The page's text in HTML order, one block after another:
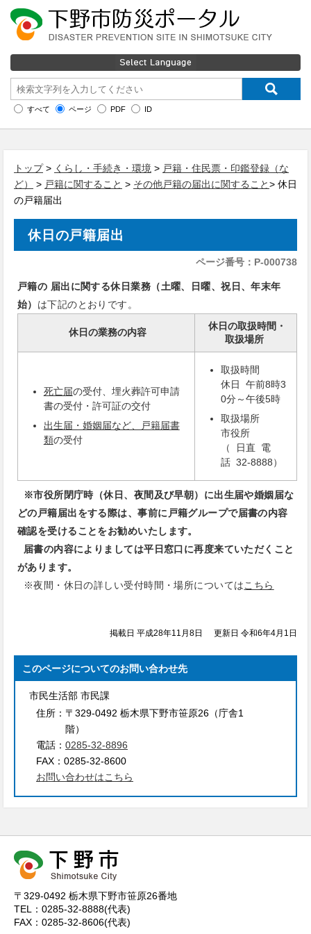
すべて ページ PDF ID
トップ> くらし・手続き・環境 > 戸籍・住民票・印鑑登録（な
ど）
> 戸籍に関すること > その他戸籍の届出に関すること> 休日
の戸籍届出
休日の戸籍届出
ページ番号：P-000738
戸籍の 届出に関する休日業務（土曜、日曜、祝日、年末年
始） は下記のとおりです。
休日の業務の内容
休日の取扱時間・
取扱場所
死亡届の受付、埋火葬許可申請
書の受付・許可証の交付
出生届・婚姻届など、戸籍届書
類の受付
取扱時間
休日 午前8時3
0分～午後5時
取扱場所
市役所
（ 日直 電
話 32-8888）
※市役所閉庁時（休日、夜間及び早朝）に出生届や婚姻届な
どの戸籍届出をする際は、事前に戸籍グループで届書の内容
確認を受けることをお勧めいたします。
届書の内容によりましては平日窓口に再度来ていただくこと
があります。
※夜間・休日の詳しい受付時間・場所についてはこちら
掲載日 平成28年11月8日 更新日 令和6年4月1日
このページについてのお問い合わせ先
市民生活部 市民課
住所： 〒329-0492 栃木県下野市笹原26（庁舎1
階）
電話： 0285-32-8896
FAX： 0285-32-8600
お問い合わせはこちら
〒329-0492 栃木県下野市笹原26番地
TEL：0285-32-8888(代表)
FAX：0285-32-8606(代表)